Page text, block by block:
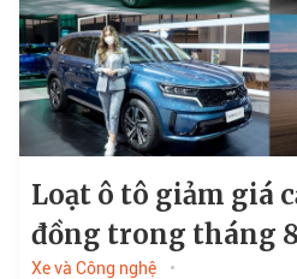
Loạt ô tô giảm giá
đồng trong tháng
Xe và Công nghệ